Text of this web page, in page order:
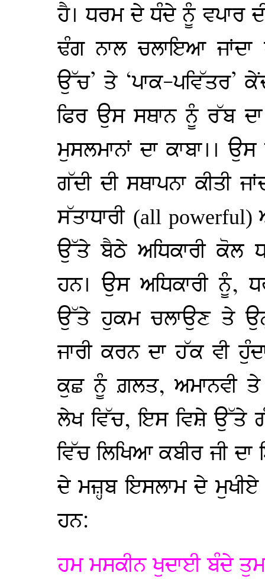
ਹੈ। ਧਰਮ ਦੇ ਧੰਦੇ ਨੂੰ ਵਪਾਰ
ਢੰਗ ਨਾਲ ਚਲਾਇਆ
ਉੱਚ’ ਤੇ ‘ਪਾਕ-ਪਵਿੱਤਰ’
ਫਿਰ ਉਸ ਸਥਾਨ ਨੂੰ ਰੱਬ
ਮੁਸਲਮਾਨਾਂ ਦਾ ਕਾਬਾ।।
ਗੱਦੀ ਦੀ ਸਥਾਪਨਾ
ਸੱਤਾਧਾਰੀ (all powerful)
ਉੱਤੇ ਬੈਠੇ ਅਧਿਕਾਰੀ ਕੋਲ
ਹਨ। ਉਸ ਅਧਿਕਾਰੀ ਨੂੰ,
ਉੱਤੇ ਹੁਕਮ ਚਲਾਉਣ ਤੇ
ਜਾਰੀ ਕਰਨ ਦਾ ਹੱਕ ਵੀ
ਕੁਛ ਨੂੰ ਗ਼ਲਤ, ਅਮਾਨਵੀ ਤੇ
ਲੇਖ ਵਿੱਚ, ਇਸ ਵਿਸ਼ੇ ਉੱਤੇ
ਵਿੱਚ ਲਿਖਿਆ ਕਬੀਰ ਜੀ
ਦੇ ਮਜ਼੍ਹਬ ਇਸਲਾਮ ਦੇ
ਹਨ:
ਹਮ ਮਸਕੀਨ ਖੁਦਾਈ ਬੰਦੇ ਤੁਮ